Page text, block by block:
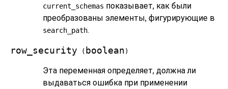
current_schemas показывает, как были
преобразованы элементы, фигурирующие в
search_path.
row_security ( boolean )
Эта переменная определяет, должна ли
выдаваться ошибка при применении